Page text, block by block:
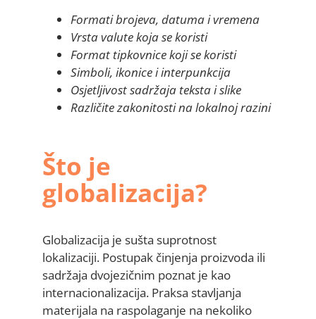
Formati brojeva, datuma i vremena
Vrsta valute koja se koristi
Format tipkovnice koji se koristi
Simboli, ikonice i interpunkcija
Osjetljivost sadržaja teksta i slike
Različite zakonitosti na lokalnoj razini
Što je
globalizacija?
Globalizacija je sušta suprotnost
lokalizaciji. Postupak činjenja proizvoda ili
sadržaja dvojezičnim poznat je kao
internacionalizacija. Praksa stavljanja
materijala na raspolaganje na nekoliko